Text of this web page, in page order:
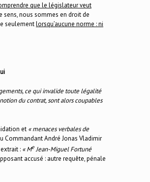
que le législateur veut
sens, nous sommes en droit de
seulementlorsqu’aucune norme : ni
ce qui invalide toute légalité
du contrat, sont alors coupables
et « menaces verbales de
Commandant André Jonas Vladimir
: « MeJean-Miguel Fortuné
accusé : autre requête, pénale